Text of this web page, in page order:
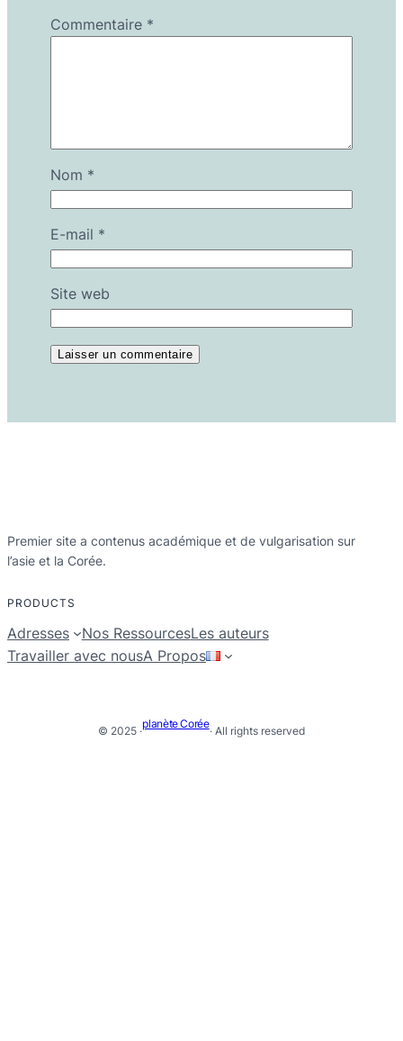
Commentaire *
Nom *
E-mail *
Site web
Premier site a contenus académique et de vulgarisation sur
l’asie et la Corée.
PRODUCTS
Adresses Nos RessourcesLes auteurs
Travailler avec nousA Propos
© 2025 ·
planète Corée
· All rights reserved